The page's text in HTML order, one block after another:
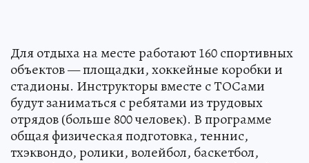
Для отдыха на месте работают 160 спортивных
объектов — площадки, хоккейные коробки и
стадионы. Инструкторы вместе с ТОСами
будут заниматься с ребятами из трудовых
отрядов (больше 800 человек). В программе
общая физическая подготовка, теннис,
тхэквондо, ролики, волейбол, баскетбол,